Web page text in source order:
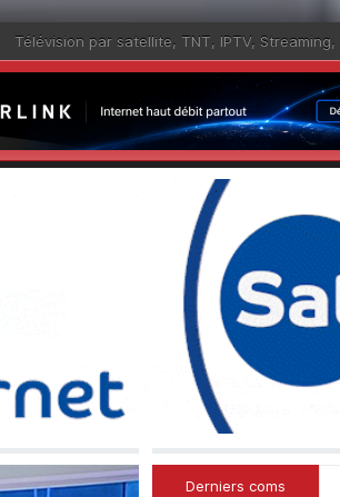
Télévision par satellite, TNT, IPTV, Streaming,
Derniers coms